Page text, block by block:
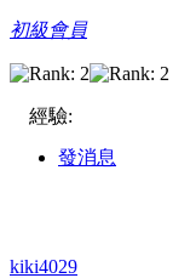
初級會員
經驗:
發消息
kiki4029